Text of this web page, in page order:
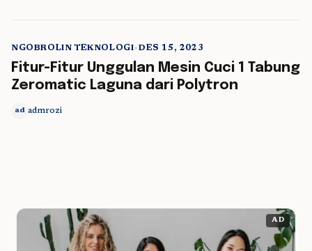
5 min read
NGOBROLIN TEKNOLOGI•DES 15, 2023
Fitur-Fitur Unggulan Mesin Cuci 1 Tabung
Zeromatic Laguna dari Polytron
ad admrozi
AD